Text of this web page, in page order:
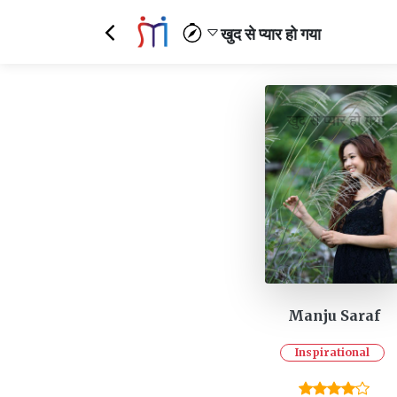
खुद से प्यार हो गया
Manju Saraf
Inspirational